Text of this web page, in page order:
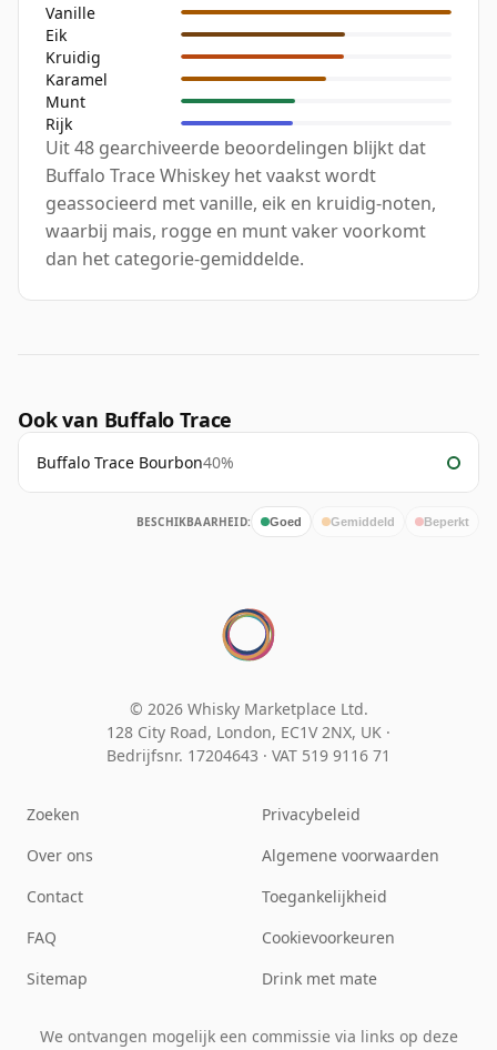
Vanille
Eik
Kruidig
Karamel
Munt
Rijk
Uit 48 gearchiveerde beoordelingen blijkt dat
Buffalo Trace Whiskey het vaakst wordt
geassocieerd met vanille, eik en kruidig-noten,
waarbij mais, rogge en munt vaker voorkomt
dan het categorie-gemiddelde.
Ook van Buffalo Trace
Buffalo Trace Bourbon40%
BESCHIKBAARHEID: Goed Gemiddeld Beperkt
© 2026 Whisky Marketplace Ltd.
128 City Road, London, EC1V 2NX, UK ·
Bedrijfsnr. 17204643 · VAT 519 9116 71
Zoeken
Over ons
Contact
FAQ
Sitemap
Privacybeleid
Algemene voorwaarden
Toegankelijkheid
Cookievoorkeuren
Drink met mate
We ontvangen mogelijk een commissie via links op deze